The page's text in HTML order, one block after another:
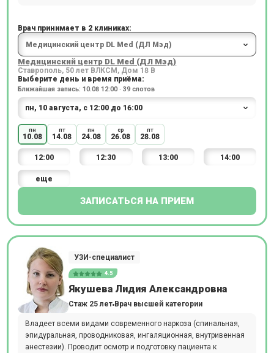
Врач принимает в 2 клиниках:
Медицинский центр DL Med (ДЛ Мэд)
Ставрополь, 50 лет ВЛКСМ, Дом 18 В
Выберите день и время приёма:
Ближайшая запись: 10.08 12:00 · 39 слотов
пн
10.08
пт
14.08
пн
24.08
ср
26.08
пт
28.08
12:00 12:30 13:00 14:00
еще
ЗАПИСАТЬСЯ НА ПРИЕМ
УЗИ-специалист
4.5
Якушева Лидия Александровна
Стаж 25 лет Врач высшей категории
Владеет всеми видами современного наркоза (спинальная,
эпидуральная, проводниковая, ингаляционная, внутривенная
анестезии). Проводит осмотр и подготовку пациента к